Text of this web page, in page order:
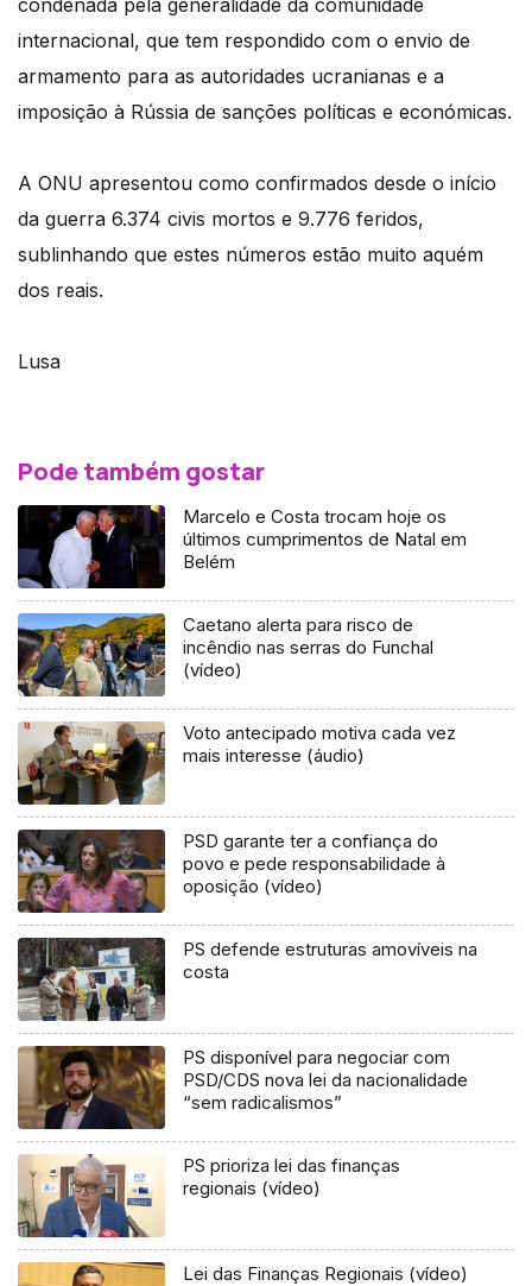
condenada pela generalidade da comunidade
internacional, que tem respondido com o envio de
armamento para as autoridades ucranianas e a
imposição à Rússia de sanções políticas e económicas.
A ONU apresentou como confirmados desde o início
da guerra 6.374 civis mortos e 9.776 feridos,
sublinhando que estes números estão muito aquém
dos reais.
Lusa
Pode também gostar
Marcelo e Costa trocam hoje os
últimos cumprimentos de Natal em
Belém
Caetano alerta para risco de
incêndio nas serras do Funchal
(vídeo)
Voto antecipado motiva cada vez
mais interesse (áudio)
PSD garante ter a confiança do
povo e pede responsabilidade à
oposição (vídeo)
PS defende estruturas amovíveis na
costa
PS disponível para negociar com
PSD/CDS nova lei da nacionalidade
“sem radicalismos”
PS prioriza lei das finanças
regionais (vídeo)
Lei das Finanças Regionais (vídeo)